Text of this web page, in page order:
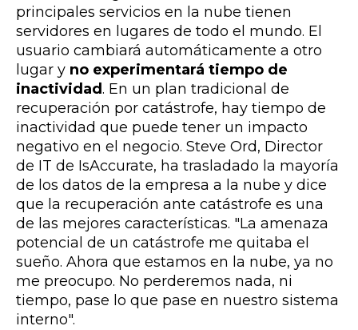
principales servicios en la nube tienen
servidores en lugares de todo el mundo. El
usuario cambiará automáticamente a otro
lugar y no experimentará tiempo de
inactividad. En un plan tradicional de
recuperación por catástrofe, hay tiempo de
inactividad que puede tener un impacto
negativo en el negocio. Steve Ord, Director
de IT de IsAccurate, ha trasladado la mayoría
de los datos de la empresa a la nube y dice
que la recuperación ante catástrofe es una
de las mejores características. "La amenaza
potencial de un catástrofe me quitaba el
sueño. Ahora que estamos en la nube, ya no
me preocupo. No perderemos nada, ni
tiempo, pase lo que pase en nuestro sistema
interno".